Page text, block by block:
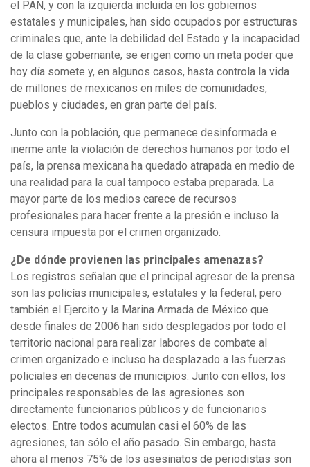
el PAN, y con la izquierda incluida en los gobiernos
estatales y municipales, han sido ocupados por estructuras
criminales que, ante la debilidad del Estado y la incapacidad
de la clase gobernante, se erigen como un meta poder que
hoy día somete y, en algunos casos, hasta controla la vida
de millones de mexicanos en miles de comunidades,
pueblos y ciudades, en gran parte del país.
Junto con la población, que permanece desinformada e
inerme ante la violación de derechos humanos por todo el
país, la prensa mexicana ha quedado atrapada en medio de
una realidad para la cual tampoco estaba preparada. La
mayor parte de los medios carece de recursos
profesionales para hacer frente a la presión e incluso la
censura impuesta por el crimen organizado.
¿De dónde provienen las principales amenazas?
Los registros señalan que el principal agresor de la prensa
son las policías municipales, estatales y la federal, pero
también el Ejercito y la Marina Armada de México que
desde finales de 2006 han sido desplegados por todo el
territorio nacional para realizar labores de combate al
crimen organizado e incluso ha desplazado a las fuerzas
policiales en decenas de municipios. Junto con ellos, los
principales responsables de las agresiones son
directamente funcionarios públicos y de funcionarios
electos. Entre todos acumulan casi el 60% de las
agresiones, tan sólo el año pasado. Sin embargo, hasta
ahora al menos 75% de los asesinatos de periodistas son